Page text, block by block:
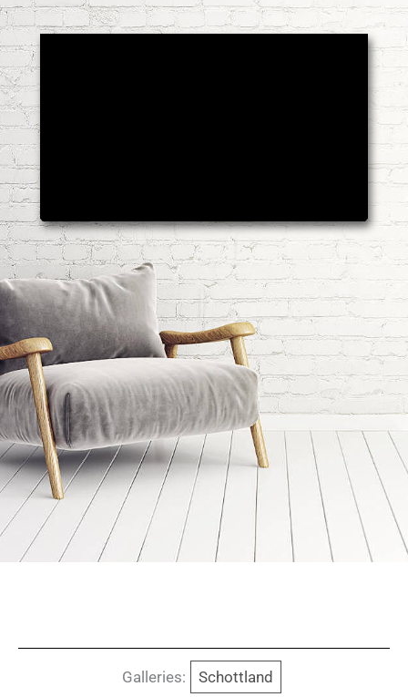
Galleries: Schottland